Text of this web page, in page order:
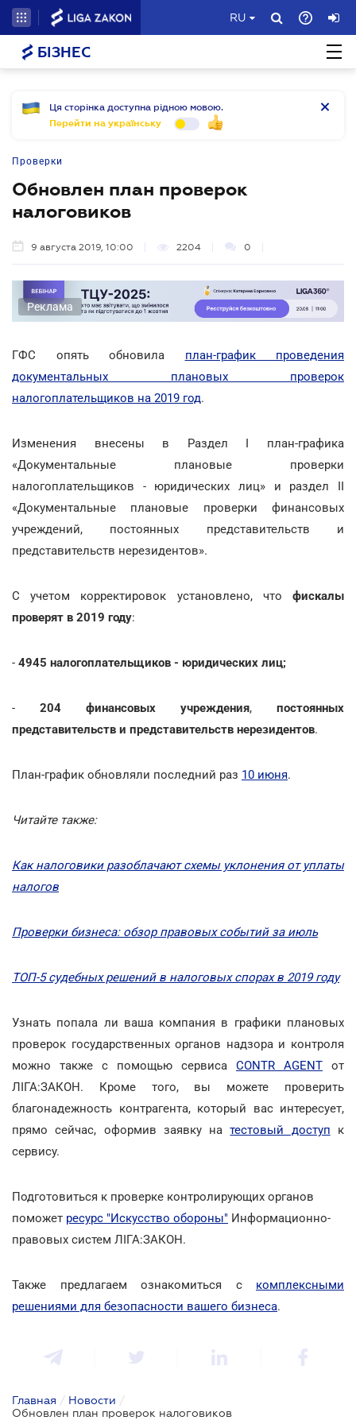
RU
БІЗНЕС
Ця сторінка доступна рідною мовою.
Перейти на українську
Проверки
Обновлен план проверок
налоговиков
9 августа 2019, 10:00 2204 0
Реклама
ГФС опять обновила план-график проведения
документальных плановых проверок
налогоплательщиков на 2019 год.
Изменения внесены в Раздел I план-графика
«Документальные плановые проверки
налогоплательщиков - юридических лиц» и раздел II
«Документальные плановые проверки финансовых
учреждений, постоянных представительств и
представительств нерезидентов».
С учетом корректировок установлено, что фискалы
проверят в 2019 году:
- 4945 налогоплательщиков - юридических лиц;
- 204 финансовых учреждения, постоянных
представительств и представительств нерезидентов.
План-график обновляли последний раз 10 июня.
Читайте также:
Как налоговики разоблачают схемы уклонения от уплаты
налогов
Проверки бизнеса: обзор правовых событий за июль
ТОП-5 судебных решений в налоговых спорах в 2019 году
Узнать попала ли ваша компания в графики плановых
проверок государственных органов надзора и контроля
можно также с помощью сервиса CONTR AGENT от
ЛІГА:ЗАКОН. Кроме того, вы можете проверить
благонадежность контрагента, который вас интересует,
прямо сейчас, оформив заявку натестовый доступ к
сервису.
Подготовиться к проверке контролирующих органов
поможет ресурс "Искусство обороны" Информационно-
правовых систем ЛІГА:ЗАКОН.
Также предлагаем ознакомиться с комплексными
решениями для безопасности вашего бизнеса.
Главная / Новости /
Обновлен план проверок налоговиков